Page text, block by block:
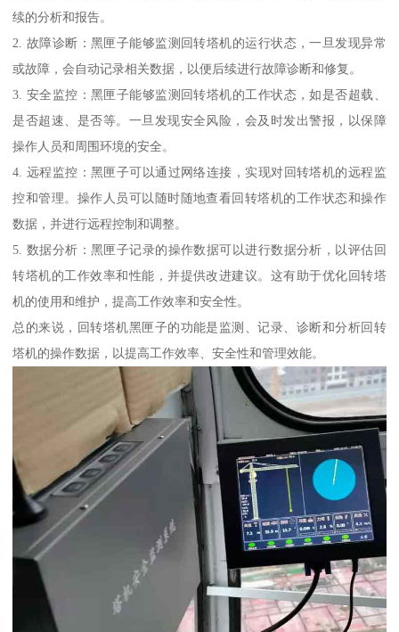
续的分析和报告。
2. 故障诊断：黑匣子能够监测回转塔机的运行状态，一旦发现异常
或故障，会自动记录相关数据，以便后续进行故障诊断和修复。
3. 安全监控：黑匣子能够监测回转塔机的工作状态，如是否超载、
是否超速、是否等。一旦发现安全风险，会及时发出警报，以保障
操作人员和周围环境的安全。
4. 远程监控：黑匣子可以通过网络连接，实现对回转塔机的远程监
控和管理。操作人员可以随时随地查看回转塔机的工作状态和操作
数据，并进行远程控制和调整。
5. 数据分析：黑匣子记录的操作数据可以进行数据分析，以评估回
转塔机的工作效率和性能，并提供改进建议。这有助于优化回转塔
机的使用和维护，提高工作效率和安全性。
总的来说，回转塔机黑匣子的功能是监测、记录、诊断和分析回转
塔机的操作数据，以提高工作效率、安全性和管理效能。